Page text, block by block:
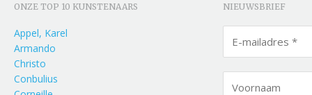
ONZE TOP 10 KUNSTENAARS
Appel, Karel
Armando
Christo
Conbulius
NIEUWSBRIEF